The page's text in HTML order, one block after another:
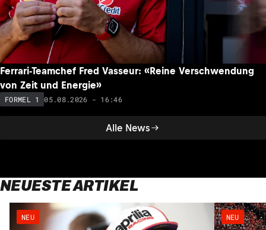
Alle News
Ferrari-Teamchef Fred Vasseur: «Reine Verschwendung
von Zeit und Energie»
FORMEL 1 05.08.2026 - 16:46
NEUESTE ARTIKEL
NEU NEU